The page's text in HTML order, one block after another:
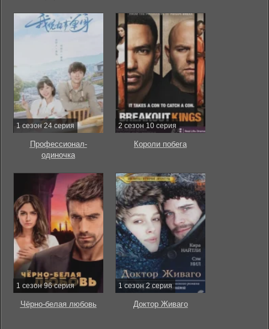
1 сезон 24 серия
Профессионал-
одиночка
2 сезон 10 серия
Короли побега
1 сезон 96 серия
Чёрно-белая любовь
1 сезон 2 серия
Доктор Живаго